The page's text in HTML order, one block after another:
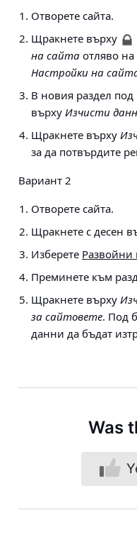
Отворете сайта.
Щракнете върху
на сайта отляво на
Настройки на
В новия раздел
върху Изчисти
Щракнете върху
за да потвърдите
Вариант 2
Отворете сайта.
Щракнете с десен
Изберете Развойни
Преминете към
Щракнете върху
за сайтовете. Под
данни да бъдат
Was